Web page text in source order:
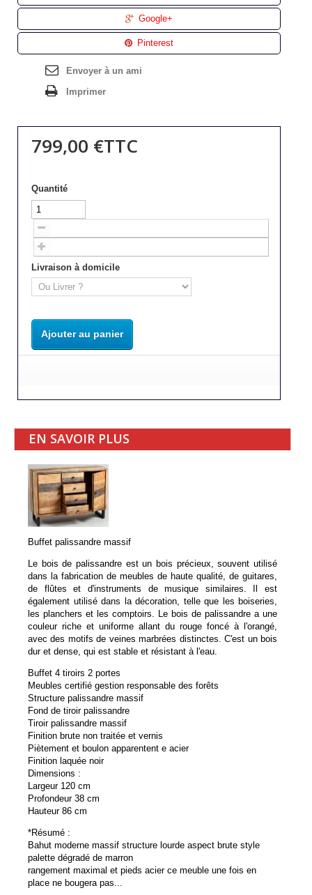
Google+
Pinterest
Envoyer à un ami
Imprimer
799,00 €TTC
Quantité
Livraison à domicile
Ajouter au panier
EN SAVOIR PLUS
Buffet palissandre massif
Le bois de palissandre est un bois précieux, souvent utilisé
dans la fabrication de meubles de haute qualité, de guitares,
de flûtes et d'instruments de musique similaires. Il est
également utilisé dans la décoration, telle que les boiseries,
les planchers et les comptoirs. Le bois de palissandre a une
couleur riche et uniforme allant du rouge foncé à l'orangé,
avec des motifs de veines marbrées distinctes. C'est un bois
dur et dense, qui est stable et résistant à l'eau.
Buffet 4 tiroirs 2 portes
Meubles certifié gestion responsable des forêts
Structure palissandre massif
Fond de tiroir palissandre
Tiroir palissandre massif
Finition brute non traitée et vernis
Piètement et boulon apparentent e acier
Finition laquée noir
Dimensions :
Largeur 120 cm
Profondeur 38 cm
Hauteur 86 cm
*Résumé :
Bahut moderne massif structure lourde aspect brute style
palette dégradé de marron
rangement maximal et pieds acier ce meuble une fois en
place ne bougera pas...